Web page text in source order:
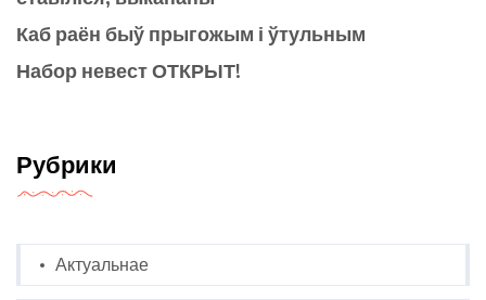
Каб раён быў прыгожым і ўтульным
Набор невест ОТКРЫТ!
Рубрики
Актуальнае